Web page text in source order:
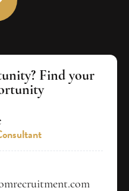
Find your